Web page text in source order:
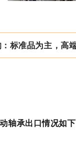
标准品为主，高
轴承出口情况如下